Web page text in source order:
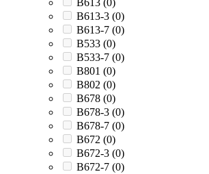
B613 (0)
B613-3 (0)
B613-7 (0)
B533 (0)
B533-7 (0)
B801 (0)
B802 (0)
B678 (0)
B678-3 (0)
B678-7 (0)
B672 (0)
B672-3 (0)
B672-7 (0)